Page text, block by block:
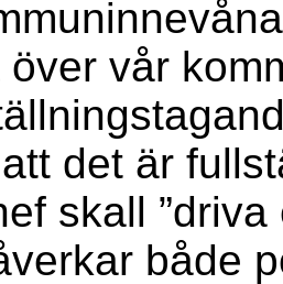
över vår
det är
skall
både